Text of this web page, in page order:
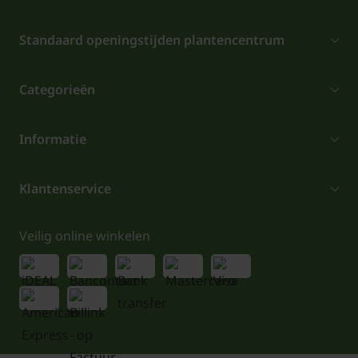
Standaard openingstijden plantencentrum
Categorieën
Informatie
Klantenservice
Veilig online winkelen